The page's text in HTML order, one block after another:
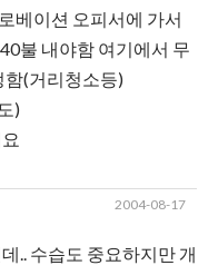
베이션 오피서에 가서
불 내야함 여기에서 무
함(거리청소등)
)
2004-08-17
.. 수습도 중요하지만 개